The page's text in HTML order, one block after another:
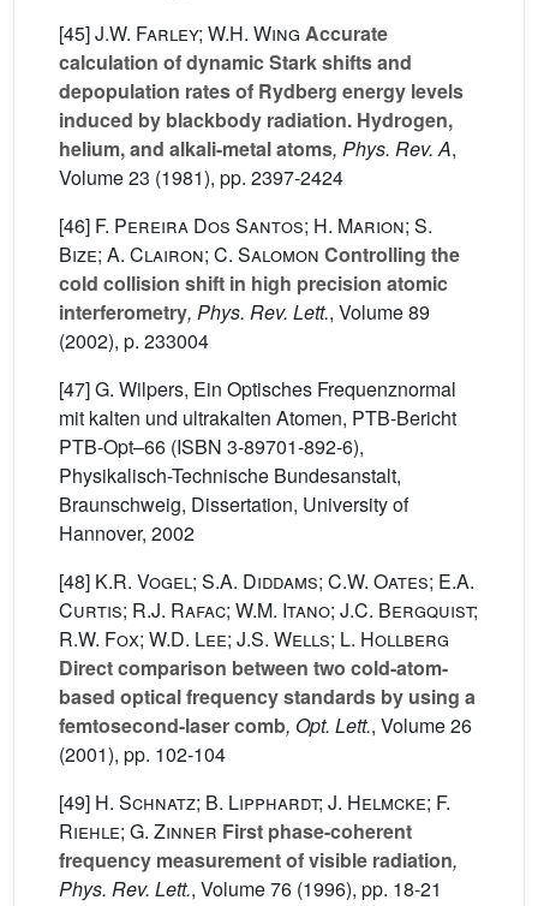
[45]J.W. Farley; W.H. Wing Accurate
calculation of dynamic Stark shifts and
depopulation rates of Rydberg energy levels
induced by blackbody radiation. Hydrogen,
helium, and alkali-metal atoms, Phys. Rev. A,
Volume 23 (1981), pp. 2397-2424
[46] F. Pereira Dos Santos; H. Marion; S.
Bize; A. Clairon; C. Salomon Controlling the
cold collision shift in high precision atomic
interferometry, Phys. Rev. Lett., Volume 89
(2002), p. 233004
[47] G. Wilpers, Ein Optisches Frequenznormal
mit kalten und ultrakalten Atomen, PTB-Bericht
PTB-Opt–66 (ISBN 3-89701-892-6),
Physikalisch-Technische Bundesanstalt,
Braunschweig, Dissertation, University of
Hannover, 2002
[48] K.R. Vogel; S.A. Diddams; C.W. Oates; E.A.
Curtis; R.J. Rafac; W.M. Itano; J.C. Bergquist;
R.W. Fox; W.D. Lee; J.S. Wells; L. Hollberg
Direct comparison between two cold-atom-
based optical frequency standards by using a
femtosecond-laser comb, Opt. Lett., Volume 26
(2001), pp. 102-104
[49] H. Schnatz; B. Lipphardt; J. Helmcke; F.
Riehle; G. Zinner First phase-coherent
frequency measurement of visible radiation,
Phys. Rev. Lett., Volume 76 (1996), pp. 18-21